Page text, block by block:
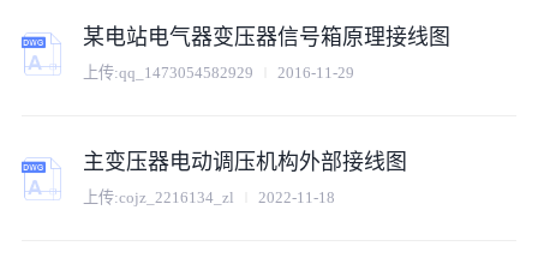
某电站电气器变压器信号箱原理接线图
上传:qq_1473054582929 2016-11-29
主变压器电动调压机构外部接线图
上传:cojz_2216134_zl 2022-11-18